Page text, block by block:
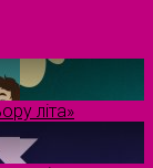
літа»